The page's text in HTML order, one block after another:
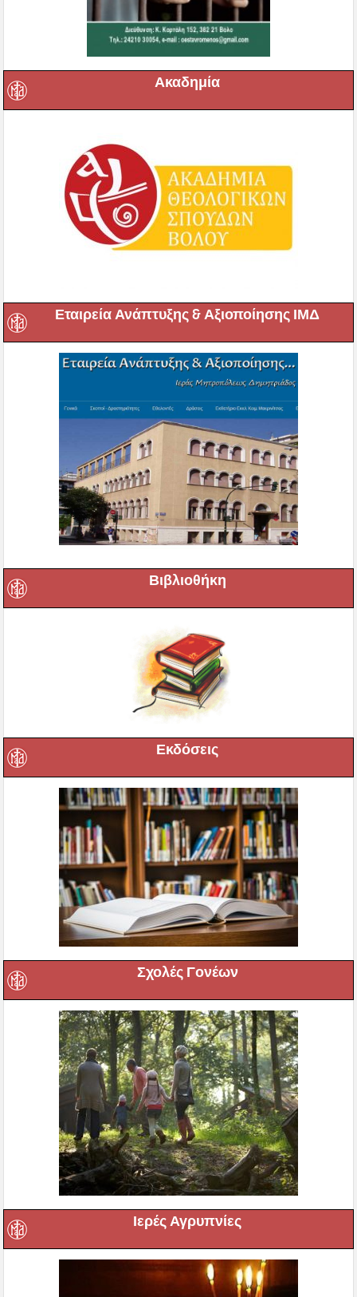
Ακαδημία
Εταιρεία Ανάπτυξης & Αξιοποίησης ΙΜΔ
Βιβλιοθήκη
Εκδόσεις
Σχολές Γονέων
Ιερές Αγρυπνίες